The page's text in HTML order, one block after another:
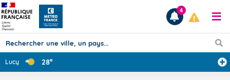
Prévisions
4
Lucy 28°